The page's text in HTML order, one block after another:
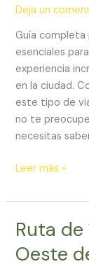
Deja un
Guía completa
esenciales
experiencia
en la ciudad.
este tipo de
no te
necesitas
Leer más »
Ruta
Oeste
Ruta
10